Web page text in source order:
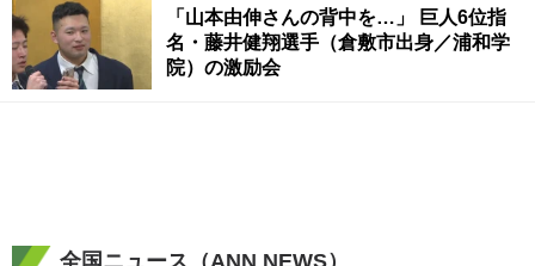
「山本由伸さんの背中を…」 巨人6位指
名・藤井健翔選手（倉敷市出身／浦和学
院）の激励会
全国ニュース（ANN NEWS）